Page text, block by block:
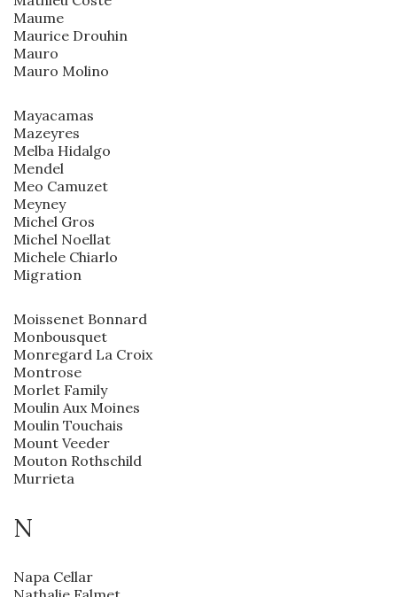
Maume
Maurice Drouhin
Mauro
Mauro Molino
Mayacamas
Mazeyres
Melba Hidalgo
Mendel
Meo Camuzet
Meyney
Michel Gros
Michel Noellat
Michele Chiarlo
Migration
Moissenet Bonnard
Monbousquet
Monregard La Croix
Montrose
Morlet Family
Moulin Aux Moines
Moulin Touchais
Mount Veeder
Mouton Rothschild
Murrieta
N
Napa Cellar